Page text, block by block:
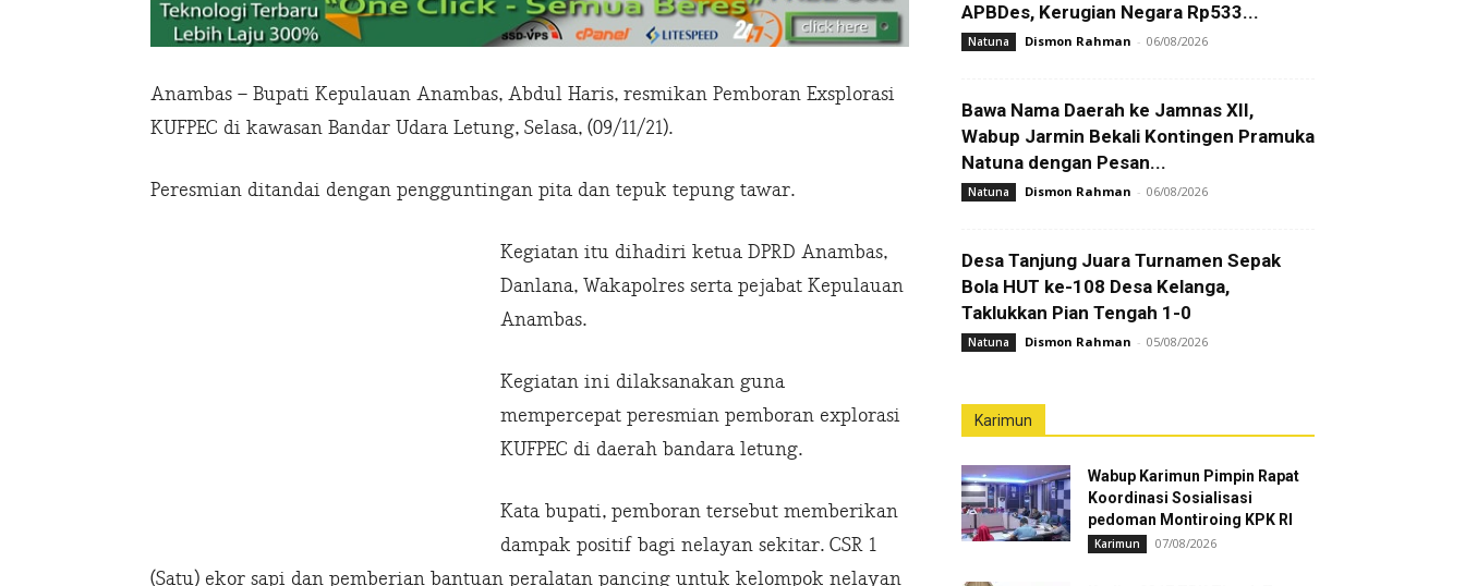
Anambas – Bupati Kepulauan Anambas, Abdul Haris, resmikan Pemboran Exsplorasi
KUFPEC di kawasan Bandar Udara Letung, Selasa, (09/11/21).
Peresmian ditandai dengan pengguntingan pita dan tepuk tepung tawar.
Kegiatan itu dihadiri ketua DPRD Anambas,
Danlana, Wakapolres serta pejabat Kepulauan
Anambas.
Kegiatan ini dilaksanakan guna
mempercepat peresmian pemboran explorasi
KUFPEC di daerah bandara letung.
Kata bupati, pemboran tersebut memberikan
dampak positif bagi nelayan sekitar. CSR 1
(Satu) ekor sapi dan pemberian bantuan peralatan pancing untuk kelompok nelayan
APBDes, Kerugian Negara Rp533...
Natuna Dismon Rahman - 06/08/2026
Bawa Nama Daerah ke Jamnas XII,
Wabup Jarmin Bekali Kontingen Pramuka
Natuna dengan Pesan...
Natuna Dismon Rahman - 06/08/2026
Desa Tanjung Juara Turnamen Sepak
Bola HUT ke-108 Desa Kelanga,
Taklukkan Pian Tengah 1-0
Natuna Dismon Rahman - 05/08/2026
Karimun
Wabup Karimun Pimpin Rapat
Koordinasi Sosialisasi
pedoman Montiroing KPK RI
Karimun 07/08/2026